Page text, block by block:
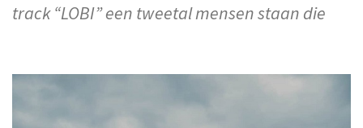
track “LOBI” een tweetal mensen staan die